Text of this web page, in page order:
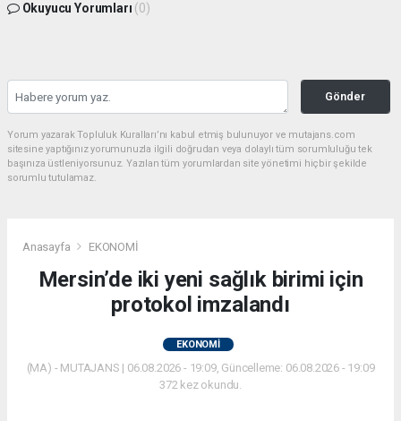
Okuyucu Yorumları (0)
Gönder
Yorum yazarak Topluluk Kuralları’nı kabul etmiş bulunuyor ve mutajans.com
sitesine yaptığınız yorumunuzla ilgili doğrudan veya dolaylı tüm sorumluluğu tek
başınıza üstleniyorsunuz. Yazılan tüm yorumlardan site yönetimi hiçbir şekilde
sorumlu tutulamaz.
Anasayfa EKONOMİ
Mersin’de iki yeni sağlık birimi için
protokol imzalandı
EKONOMİ
(MA) - MUTAJANS | 06.08.2026 - 19:09, Güncelleme: 06.08.2026 - 19:09
372 kez okundu.